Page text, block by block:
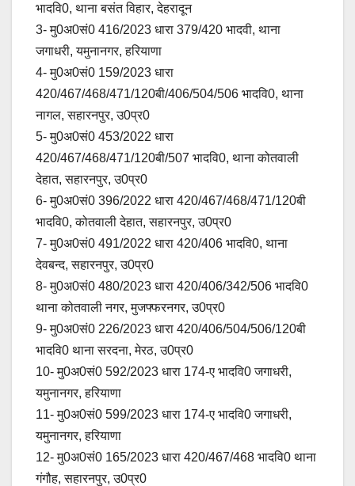
भादवि0, थाना बसंत विहार, देहरादून
3- मु0अ0सं0 416/2023 धारा 379/420 भादवी, थाना
जगाधरी, यमुनानगर, हरियाणा
4- मु0अ0सं0 159/2023 धारा
420/467/468/471/120बी/406/504/506 भादवि0, थाना
नागल, सहारनपुर, उ0प्र0
5- मु0अ0सं0 453/2022 धारा
420/467/468/471/120बी/507 भादवि0, थाना कोतवाली
देहात, सहारनपुर, उ0प्र0
6- मु0अ0सं0 396/2022 धारा 420/467/468/471/120बी
भादवि0, कोतवाली देहात, सहारनपुर, उ0प्र0
7- मु0अ0सं0 491/2022 धारा 420/406 भादवि0, थाना
देवबन्द, सहारनपुर, उ0प्र0
8- मु0अ0सं0 480/2023 धारा 420/406/342/506 भादवि0
थाना कोतवाली नगर, मुजफ्फरनगर, उ0प्र0
9- मु0अ0सं0 226/2023 धारा 420/406/504/506/120बी
भादवि0 थाना सरदना, मेरठ, उ0प्र0
10- मु0अ0सं0 592/2023 धारा 174-ए भादवि0 जगाधरी,
यमुनानगर, हरियाणा
11- मु0अ0सं0 599/2023 धारा 174-ए भादवि0 जगाधरी,
यमुनानगर, हरियाणा
12- मु0अ0सं0 165/2023 धारा 420/467/468 भादवि0 थाना
गंगौह, सहारनपुर, उ0प्र0